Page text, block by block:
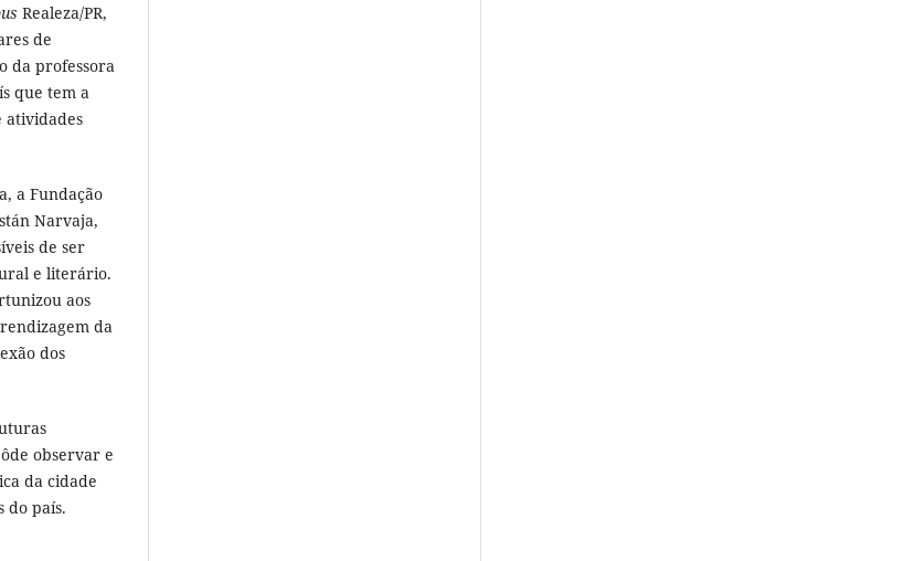
Realeza/PR,
de
da professora
que tem a
atividades
a Fundação
Narvaja,
de ser
e literário.
aos
da
dos
observar e
da cidade
do país.